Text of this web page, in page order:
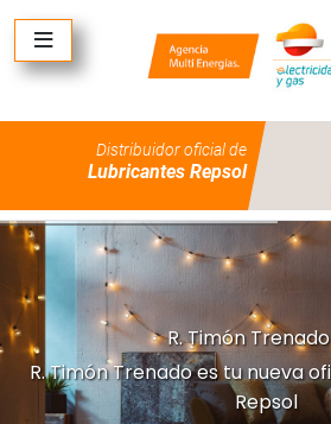
Distribuidor oficial de
Lubricantes Repsol
R. Timón Trenado
R. Timón Trenado es tu nueva
Repsol